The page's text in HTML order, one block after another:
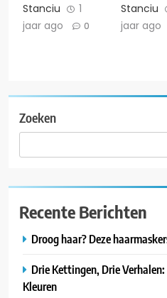
Stanciu
1
jaar ago
0
Stanciu
jaar ago
Zoeken
Recente Berichten
Droog haar? Deze
Drie Kettingen, Drie
Kleuren